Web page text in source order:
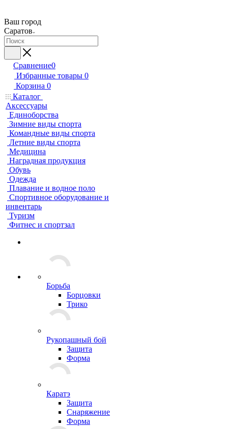
Ваш город
Саратов
Сравнение0
Избранные товары 0
Корзина 0
Каталог
Аксессуары
Единоборства
Зимние виды спорта
Командные виды спорта
Летние виды спорта
Медицина
Наградная продукция
Обувь
Одежда
Плавание и водное поло
Спортивное оборудование и
инвентарь
Туризм
Фитнес и спортзал
Борьба
Борцовки
Трико
Рукопашный бой
Защита
Форма
Каратэ
Защита
Снаряжение
Форма